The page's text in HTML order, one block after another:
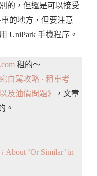
的，但還是可以接受
的地方，但要注意
UniPark 手機程序。
租的～
宛自駕攻略 · 租車考
及油價問題》
，文章
。
‘Or Similar’ in